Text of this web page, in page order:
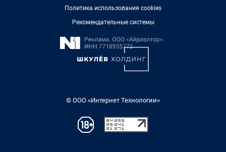
Политика использования cookies
Рекомендательные системы
© ООО «Интернет Технологии»